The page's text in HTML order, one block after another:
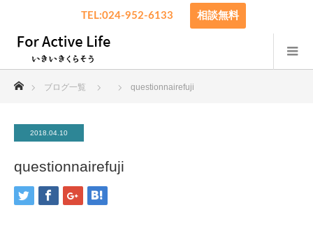
TEL:024-952-6133 相談無料
ブログ一覧 questionnairefuji
2018.04.10
questionnairefuji